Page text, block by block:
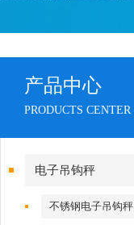
产品中心
PRODUCTS CENTER
电子吊钩秤
不锈钢电子吊钩秤